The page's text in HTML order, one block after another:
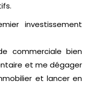
investissement
commerciale bien
et me dégager
et lancer en